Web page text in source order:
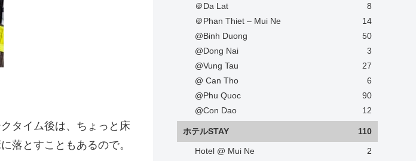
タイム後は、ちょっと床
落とすこともあるので。
＠Da Lat
8
＠Phan Thiet – Mui Ne
14
@Binh Duong
50
@Dong Nai
3
@Vung Tau
27
@ Can Tho
6
@Phu Quoc
90
@Con Dao
12
ホテルSTAY 110
Hotel @ Mui Ne
2